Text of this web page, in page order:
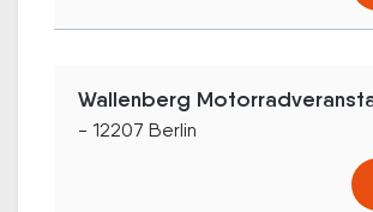
Wallenberg
- 12207 Berlin